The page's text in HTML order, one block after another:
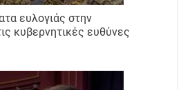
ευλογιάς στην
κυβερνητικές ευθύνες